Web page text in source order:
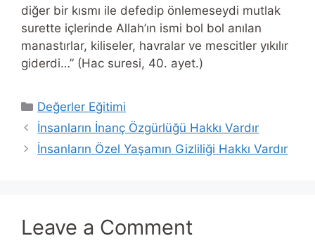
diğer bir kısmı ile defedip önlemeseydi mutlak
surette içlerinde Allah’ın ismi bol bol anılan
manastırlar, kiliseler, havralar ve mescitler yıkılır
giderdi…” (Hac suresi, 40. ayet.)
Categories
Değerler Eğitimi
İnsanların İnanç Özgürlüğü Hakkı Vardır
İnsanların Özel Yaşamın Gizliliği Hakkı Vardır
Leave a Comment